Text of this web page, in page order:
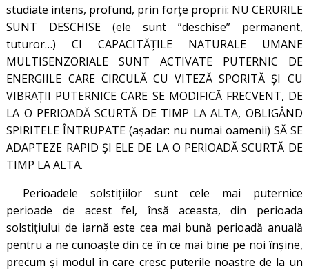
studiate intens, profund, prin forțe proprii: NU CERURILE
SUNT DESCHISE (ele sunt ”deschise” permanent,
tuturor…) CI CAPACITĂȚILE NATURALE UMANE
MULTISENZORIALE SUNT ACTIVATE PUTERNIC DE
ENERGIILE CARE CIRCULĂ CU VITEZĂ SPORITĂ ȘI CU
VIBRAȚII PUTERNICE CARE SE MODIFICĂ FRECVENT, DE
LA O PERIOADĂ SCURTĂ DE TIMP LA ALTA, OBLIGÂND
SPIRITELE ÎNTRUPATE (așadar: nu numai oamenii) SĂ SE
ADAPTEZE RAPID ȘI ELE DE LA O PERIOADĂ SCURTĂ DE
TIMP LA ALTA.
Perioadele solstițiilor sunt cele mai puternice
perioade de acest fel, însă aceasta, din perioada
solstițiului de iarnă este cea mai bună perioadă anuală
pentru a ne cunoaște din ce în ce mai bine pe noi înșine,
precum și modul în care cresc puterile noastre de la un